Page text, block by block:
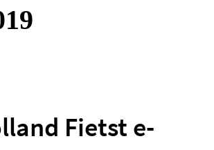
Fietst e-